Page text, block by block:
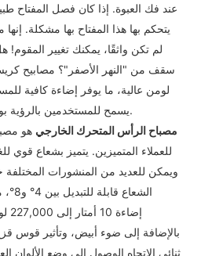
عند فك العبوة. إذا كان فصل المفتاح
يتحكم بها هذا المفتاح بها مشكلة.
لم تكن واثقًا، يمكنك تغيير
سقف من "النهر الأصفر"؟ مصابيح
لومن عالية، ما يوفر إضاءة كافية
يسمح للمستخدمين بالرؤية بوضوح حتى من مسافات بعيدة.
مصباح الرأس المتحرك الخارجي هو
ويمكن للعديد من المنشورات المختلفة
بالإضافة إلى ضوء أبيض، وتأثير قوس
ثنائي الاتجاه الوصول إلى وضع الألوان